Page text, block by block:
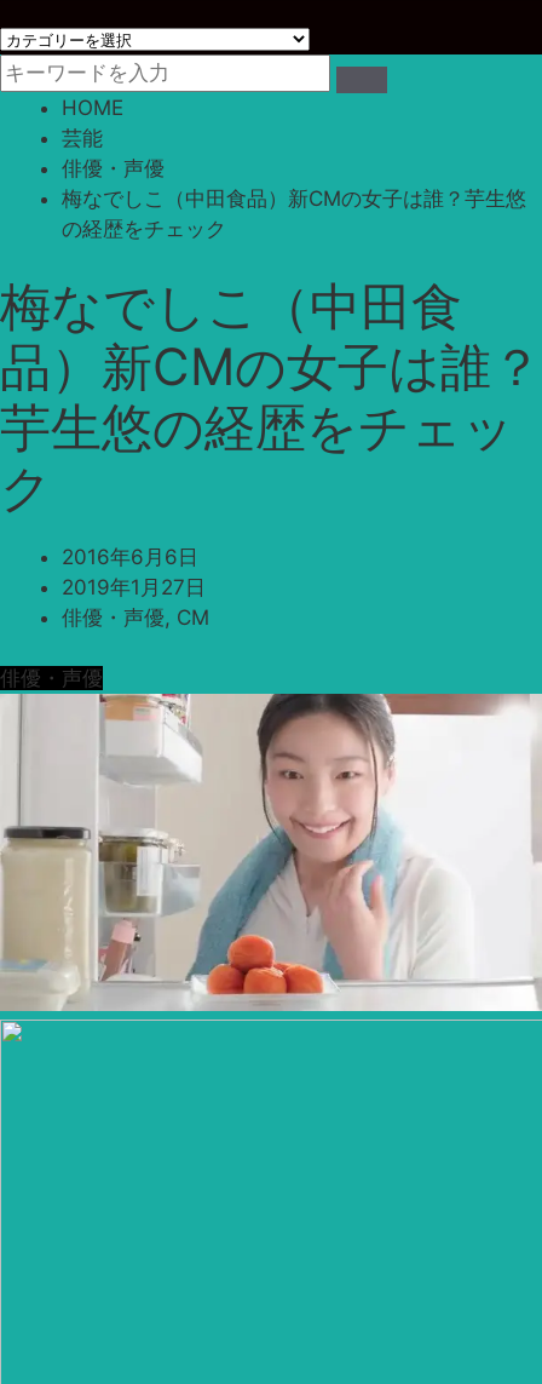
カ
テ
ゴ
HOME
芸能
俳優・声優
梅なでしこ（中田食品）新CMの女子は誰？芋生悠
の経歴をチェック
梅なでしこ（中田食
品）新CMの女子は誰？
芋生悠の経歴をチェッ
ク
2016年6月6日
2019年1月27日
俳優・声優, CM
俳優・声優